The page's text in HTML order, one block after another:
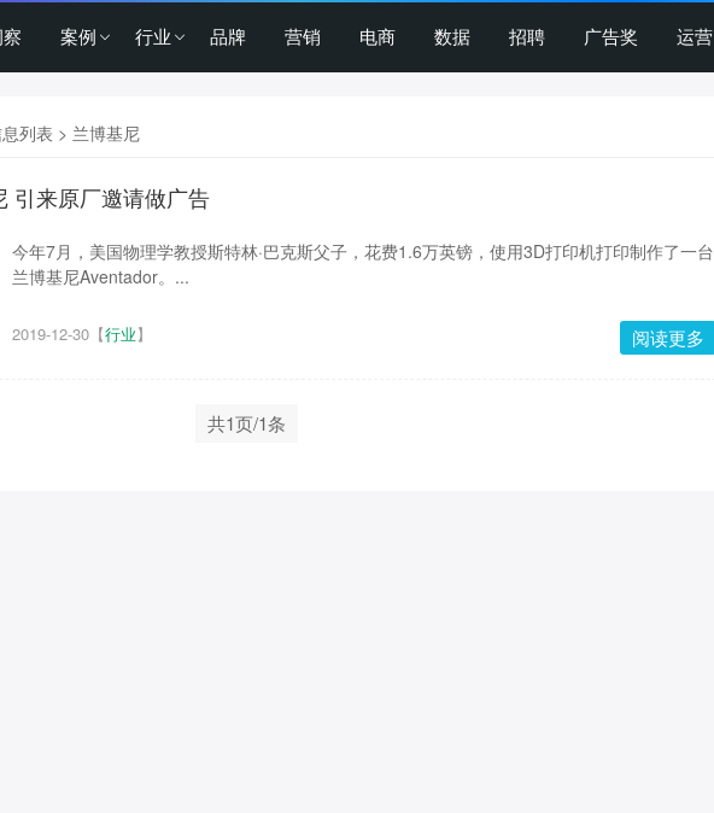
案例 行业 品牌 营销 电商 数据 招聘 广告奖 运营
列表 > 兰博基尼
引来原厂邀请做广告
今年7月，美国物理学教授斯特林·巴克斯父子，花费1.6万英镑，使用3D打印机打印制作了一台
兰博基尼Aventador。...
2019-12-30【行业】 阅读更多
共1页/1条